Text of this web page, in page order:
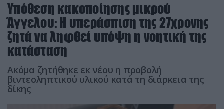
Υπόθεση κακοποίησης μικρού
Άγγελου: Η υπεράσπιση της 27χρονης
ζητά να ληφθεί υπόψη η νοητική της
κατάσταση
Ακόμα ζητήθηκε εκ νέου η προβολή
βιντεοληπτικού υλικού κατά τη διάρκεια της
δίκης